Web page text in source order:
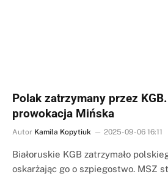
Polak zatrzymany przez
prowokacja Mińska
Autor Kamila Kopytiuk 2025-09-06 16:11
Białoruskie KGB zatrzymało
oskarżając go o szpiegostwo. MSZ